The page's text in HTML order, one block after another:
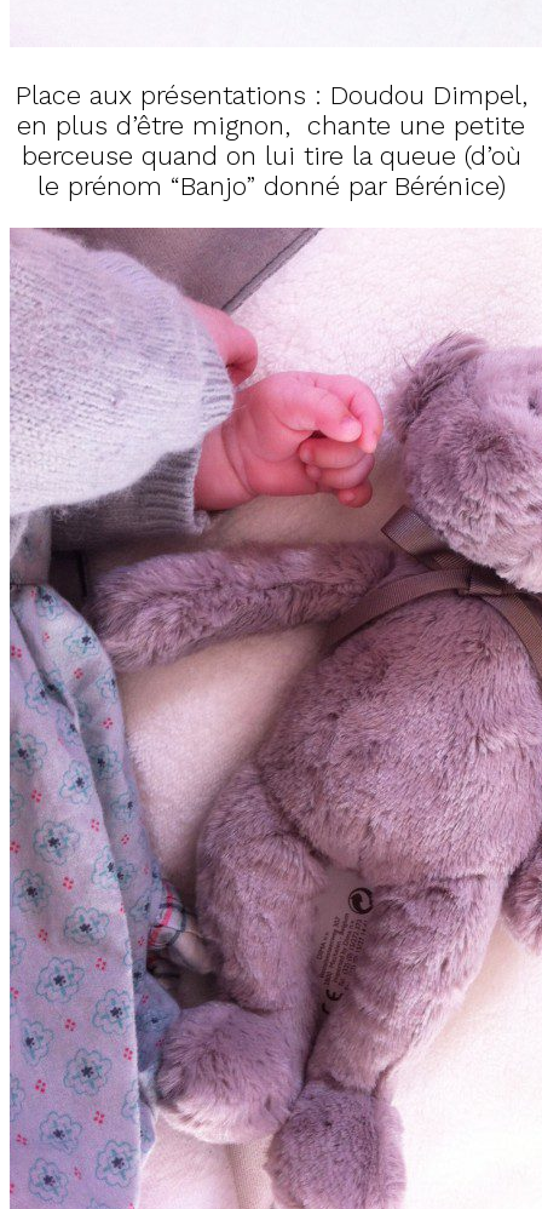
Place aux présentations : Doudou Dimpel,
en plus d’être mignon, chante une petite
berceuse quand on lui tire la queue (d’où
le prénom “Banjo” donné par Bérénice)